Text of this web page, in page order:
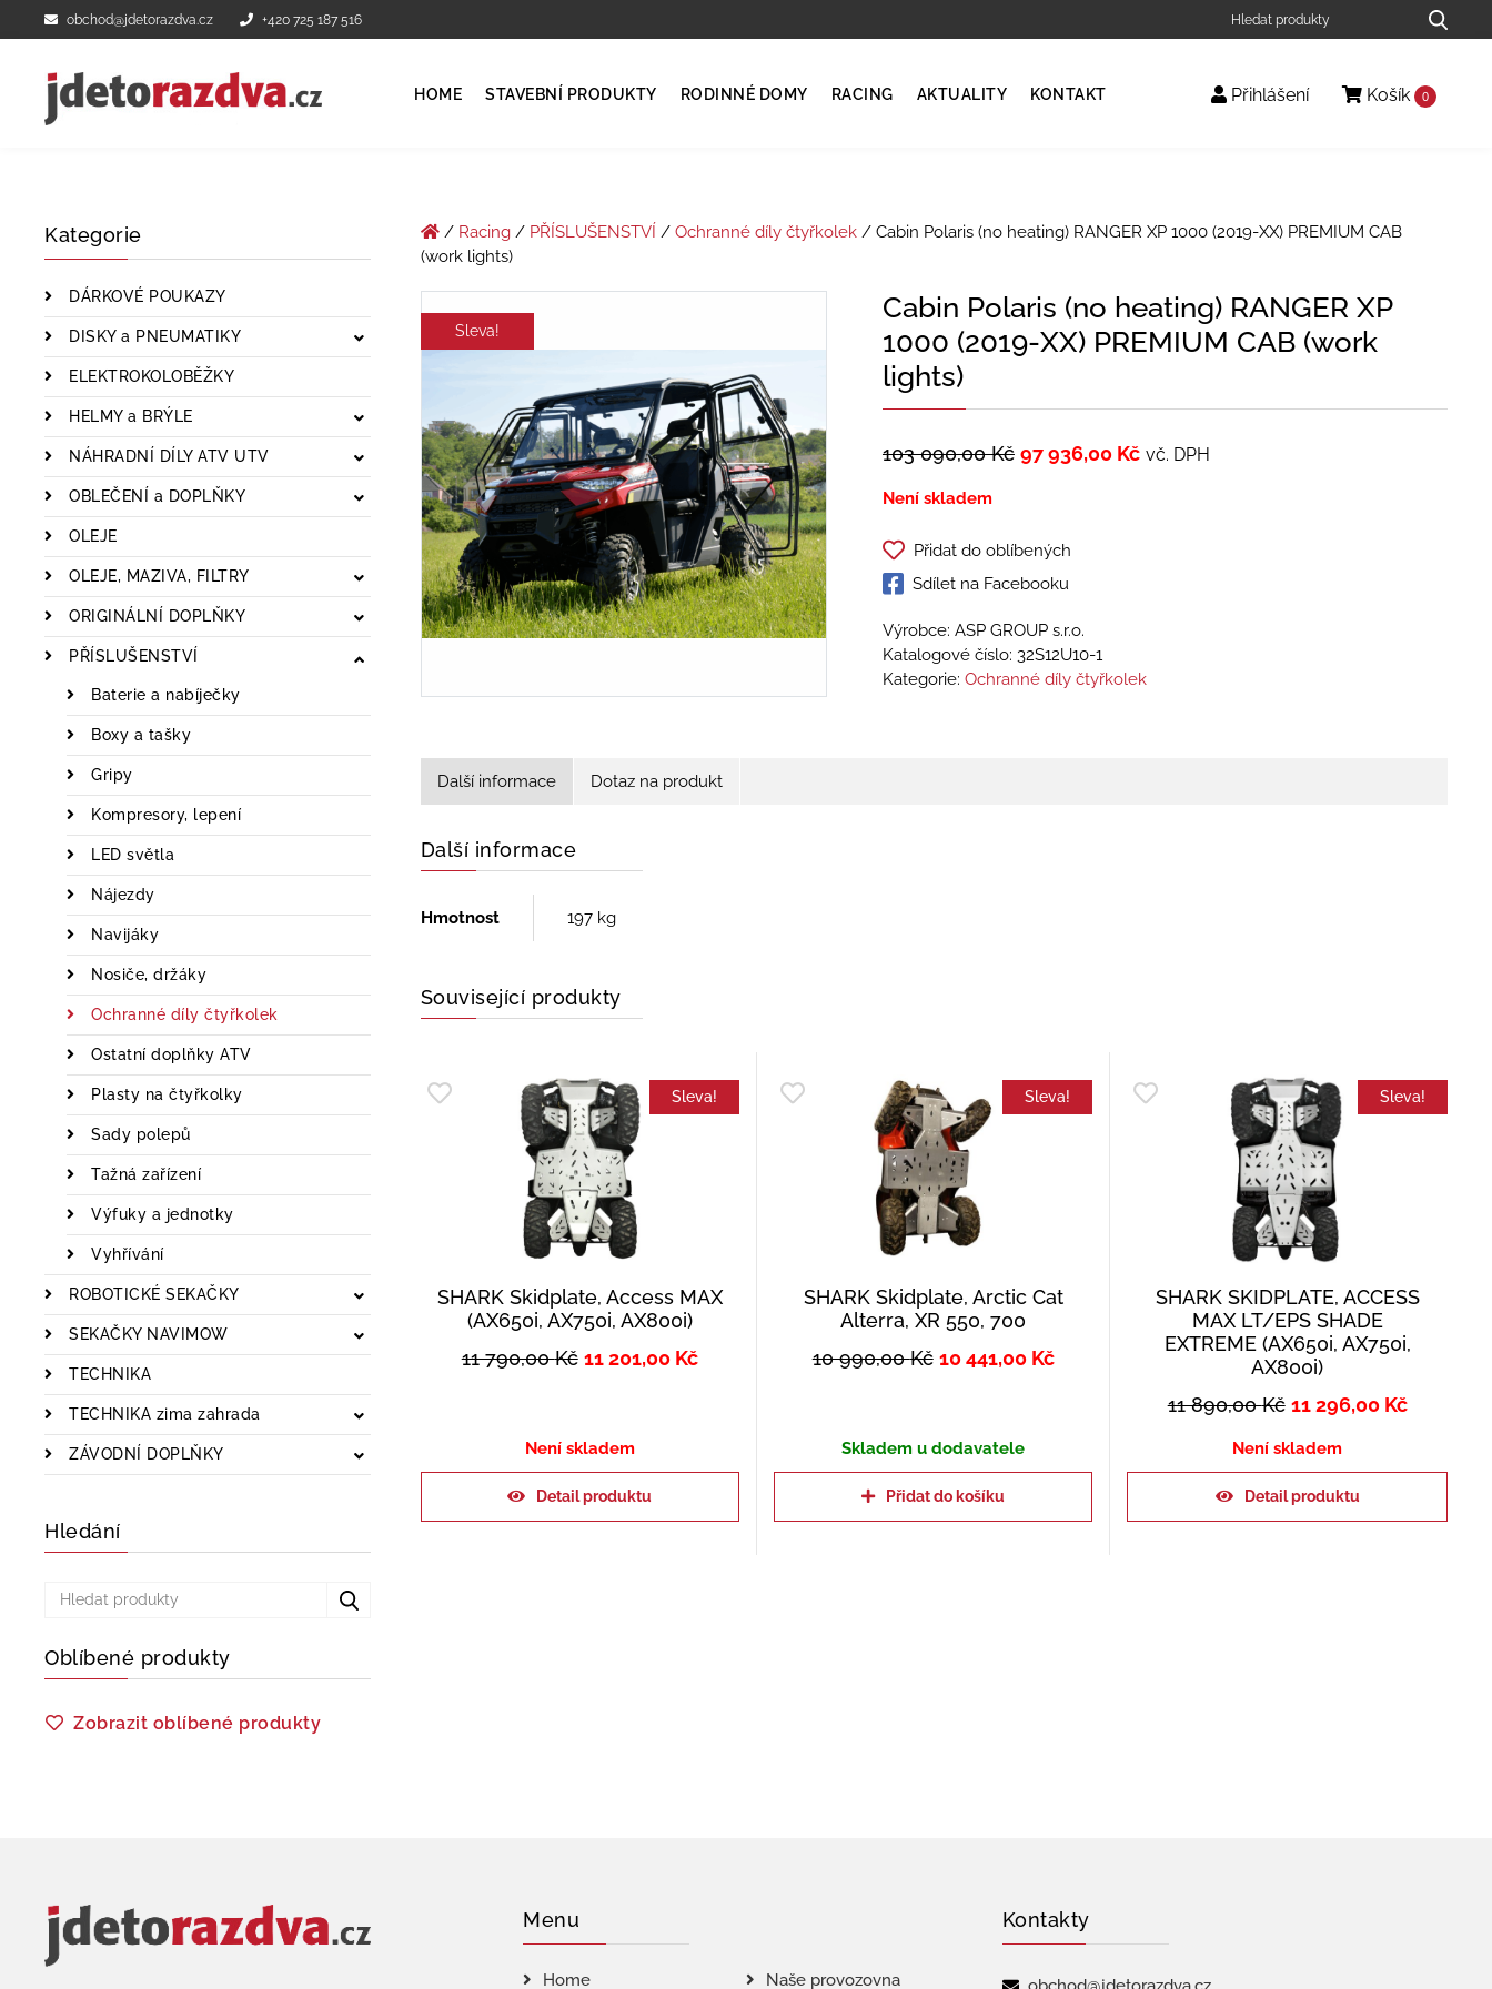
obchod@jdetorazdva.cz +420 725 187 516
HOME STAVEBNÍ PRODUKTY RODINNÉ DOMY RACING AKTUALITY KONTAKT Přihlášení Košík 0
Kategorie
DÁRKOVÉ POUKAZY
DISKY a PNEUMATIKY
ELEKTROKOLOBĚŽKY
HELMY a BRÝLE
NÁHRADNÍ DÍLY ATV UTV
OBLEČENÍ a DOPLŇKY
OLEJE
OLEJE, MAZIVA, FILTRY
ORIGINÁLNÍ DOPLŇKY
PŘÍSLUŠENSTVÍ
Baterie a nabíječky
Boxy a tašky
Gripy
Kompresory, lepení
LED světla
Nájezdy
Navijáky
Nosiče, držáky
Ochranné díly čtyřkolek
Ostatní doplňky ATV
Plasty na čtyřkolky
Sady polepů
Tažná zařízení
Výfuky a jednotky
Vyhřívání
ROBOTICKÉ SEKAČKY
SEKAČKY NAVIMOW
TECHNIKA
TECHNIKA zima zahrada
ZÁVODNÍ DOPLŇKY
Hledání
Oblíbené produkty
Zobrazit oblíbené produkty
/ Racing/ PŘÍSLUŠENSTVÍ / Ochranné díly čtyřkolek/ Cabin Polaris (no heating) RANGER XP 1000 (2019-XX) PREMIUM CAB
(work lights)
Sleva!
Cabin Polaris (no heating) RANGER XP
1000 (2019-XX) PREMIUM CAB (work
lights)
103 090,00Kč 97 936,00 Kč vč. DPH
Není skladem
Přidat do oblíbených
Sdílet na Facebooku
Výrobce: ASP GROUP s.r.o.
Katalogové číslo: 32S12U10-1
Kategorie: Ochranné díly čtyřkolek
Další informace Dotaz na produkt
Další informace
Hmotnost 197 kg
Související produkty
Sleva!
SHARK Skidplate, Access MAX
(AX650i, AX750i, AX800i)
11 790,00Kč 11 201,00 Kč
Není skladem
Detail produktu
Sleva!
SHARK Skidplate, Arctic Cat
Alterra, XR 550, 700
10 990,00Kč 10 441,00 Kč
Skladem u dodavatele
Přidat do košíku
Sleva!
SHARK SKIDPLATE, ACCESS
MAX LT/EPS SHADE
EXTREME (AX650i, AX750i,
AX800i)
11 890,00Kč 11 296,00 Kč
Není skladem
Detail produktu
Menu
Home Naše provozovna
Kontakty